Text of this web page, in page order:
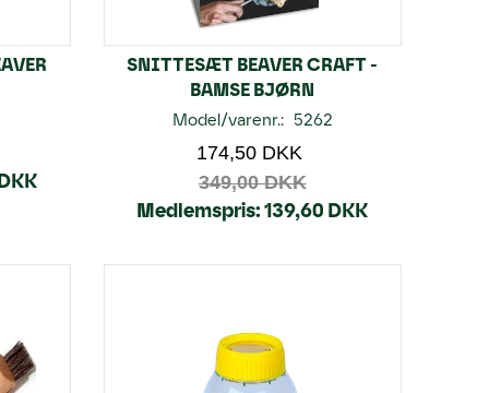
SNITTESÆT BEAVER CRAFT -
BAMSE BJØRN
Model/varenr.: 5262
174,50 DKK
349,00 DKK
Medlemspris:139,60 DKK